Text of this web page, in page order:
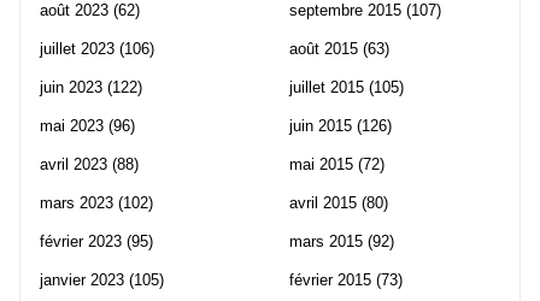
août 2023 (62)
juillet 2023 (106)
juin 2023 (122)
mai 2023 (96)
avril 2023 (88)
mars 2023 (102)
février 2023 (95)
janvier 2023 (105)
septembre 2015 (107)
août 2015 (63)
juillet 2015 (105)
juin 2015 (126)
mai 2015 (72)
avril 2015 (80)
mars 2015 (92)
février 2015 (73)